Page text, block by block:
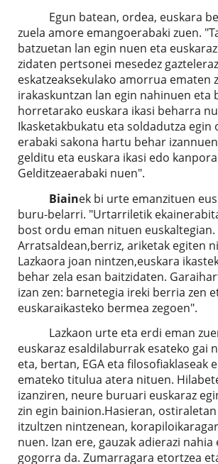
Egun batean, ordea, euskara
zuela amore emangoerabaki zuen.
batzuetan lan egin nuen eta
zidaten pertsonei mesedez
eskatzeaksekulako amorrua ematen
irakaskuntzan lan egin nahinuen eta
horretarako euskara ikasi beharra
Ikasketakbukatu eta soldadutza egin
erabaki sakona hartu behar
gelditu eta euskara ikasi edo
Gelditzeaerabaki nuen".
Biainek bi urte emanzituen
buru-belarri. "Urtarriletik
bost ordu eman nituen euskaltegian.
Arratsaldean,berriz, ariketak egiten
Lazkaora joan nintzen,euskara
behar zela esan baitzidaten.
izan zen: barnetegia ireki berria zen
euskaraikasteko bermea zegoen".
Lazkaon urte eta erdi eman
euskaraz esaldilaburrak esateko gai
eta, bertan, EGA eta filosofiaklaseak
emateko titulua atera nituen.
izanziren, neure buruari euskaraz
zin egin bainion.Hasieran,
itzultzen nintzenean,
nuen. Izan ere, gauzak adierazi nahia
gogorra da. Zumarragara etortzea